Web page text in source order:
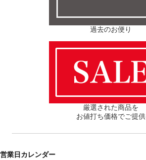
過去のお便り
厳選された商品を
お値打ち価格でご提供
営業日カレンダー